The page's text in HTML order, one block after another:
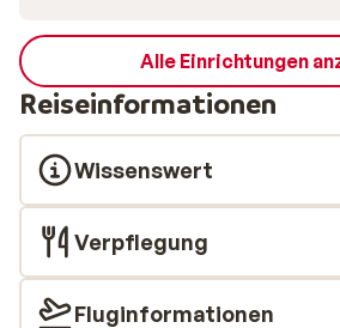
Alle Einrichtungen
Reiseinformationen
Wissenswert
Verpflegung
Fluginformationen